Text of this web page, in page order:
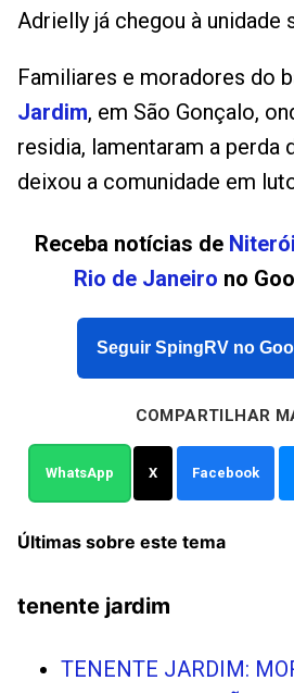
Adrielly já chegou à unidade
Familiares e moradores do
Jardim, em São Gonçalo,
residia, lamentaram a perda
deixou a comunidade em
Receba notícias de Niterói
Rio de Janeiro no
Seguir SpingRV no
COMPARTILHAR
WhatsApp X Facebook
Últimas sobre este tema
tenente jardim
TENENTE JARDIM: